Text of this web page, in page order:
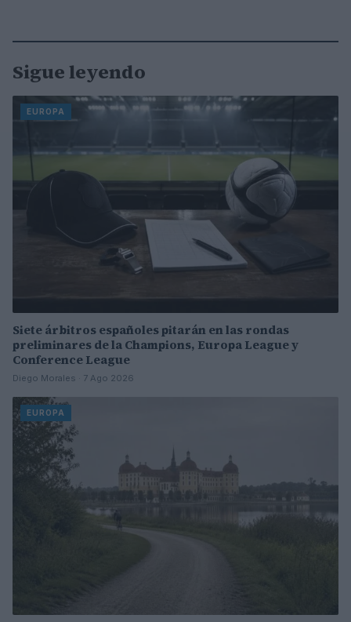
Sigue leyendo
EUROPA
Siete árbitros españoles pitarán en las rondas
preliminares de la Champions, Europa League y
Conference League
Diego Morales · 7 Ago 2026
EUROPA